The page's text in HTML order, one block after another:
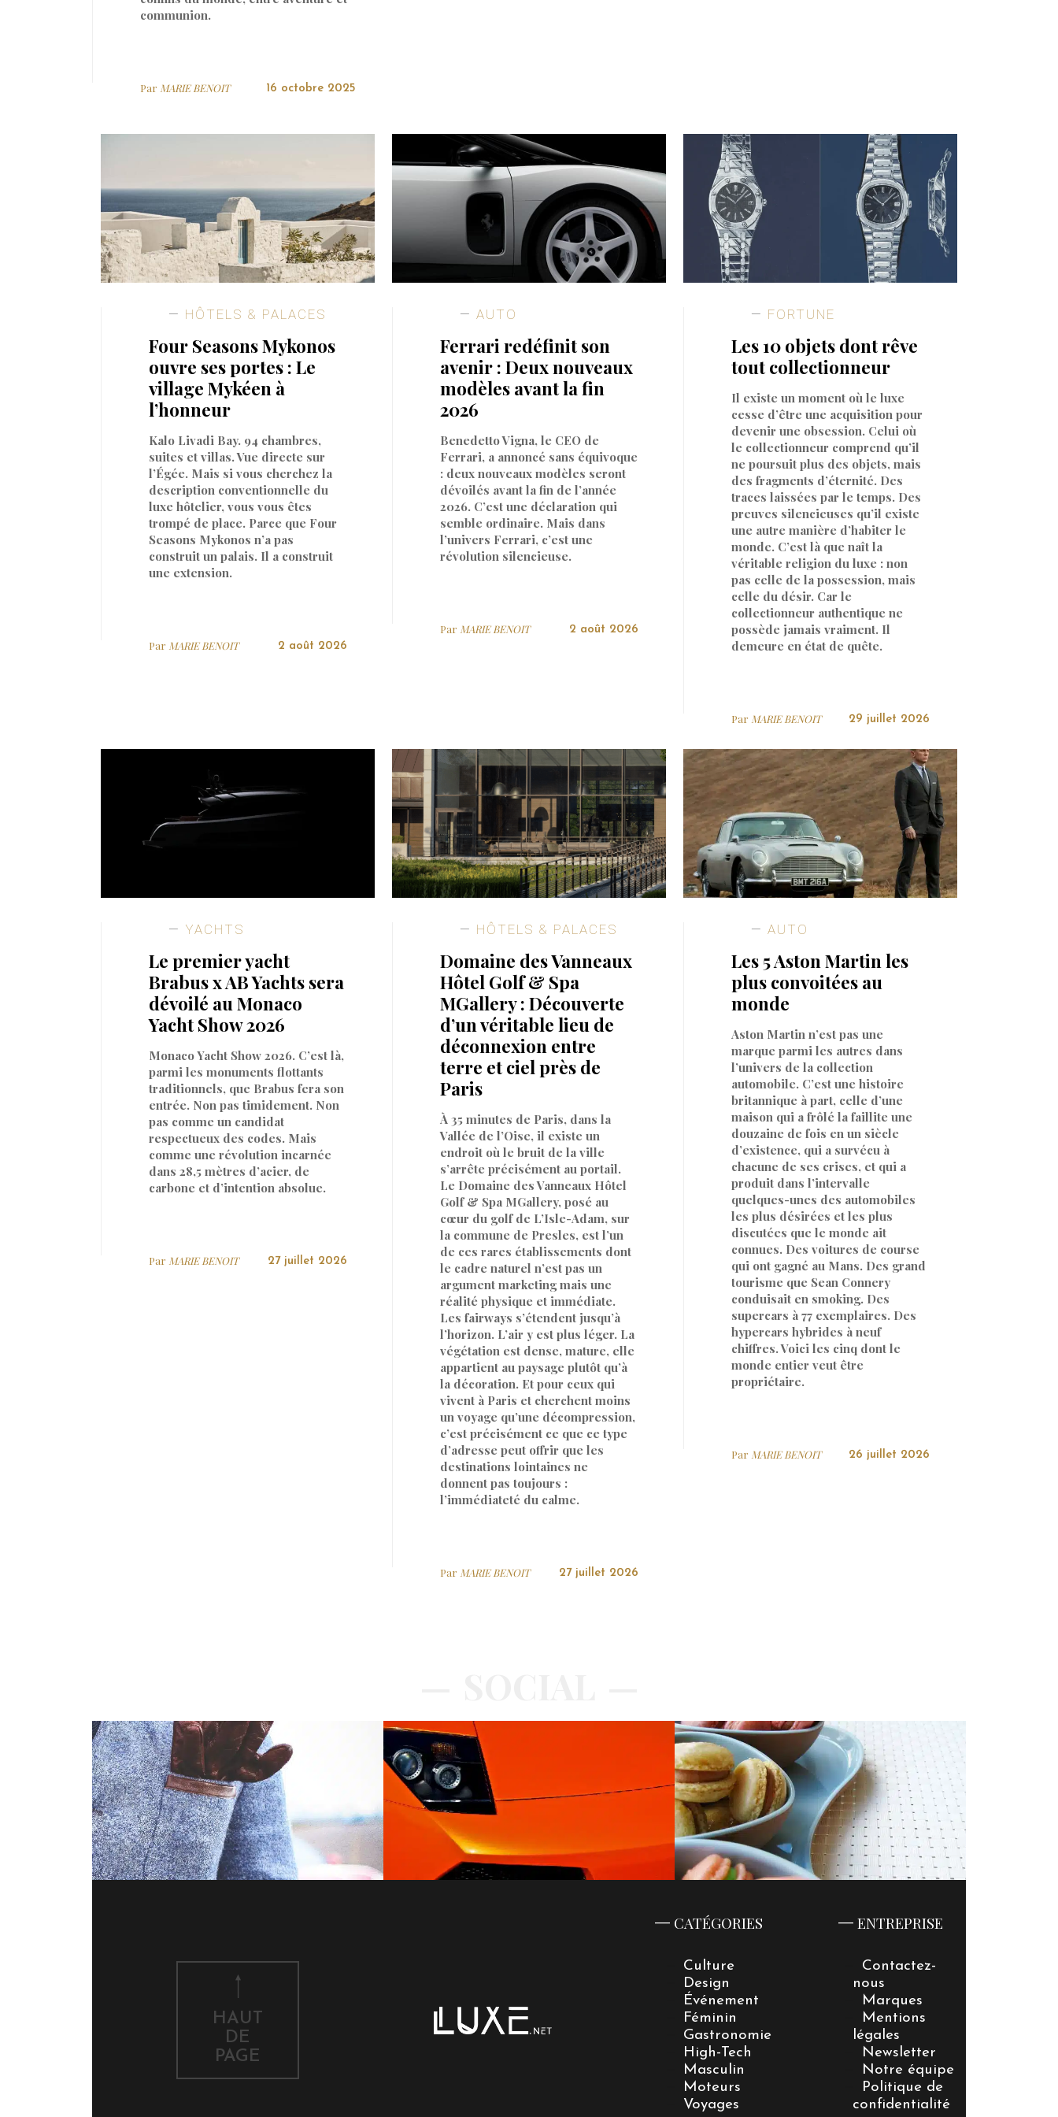
communion.
Par MARIE BENOIT 16 octobre 2025
HÔTELS & PALACES
Four Seasons Mykonos
ouvre ses portes : Le
village Mykéen à
l’honneur
Kalo Livadi Bay. 94 chambres,
suites et villas. Vue directe sur
l’Égée. Mais si vous cherchez la
description conventionnelle du
luxe hôtelier, vous vous êtes
trompé de place. Parce que Four
Seasons Mykonos n’a pas
construit un palais. Il a construit
une extension.
Par MARIE BENOIT 2 août 2026
AUTO
Ferrari redéfinit son
avenir : Deux nouveaux
modèles avant la fin
2026
Benedetto Vigna, le CEO de
Ferrari, a annoncé sans équivoque
: deux nouveaux modèles seront
dévoilés avant la fin de l’année
2026. C’est une déclaration qui
semble ordinaire. Mais dans
l’univers Ferrari, c’est une
révolution silencieuse.
Par MARIE BENOIT 2 août 2026
FORTUNE
Les 10 objets dont rêve
tout collectionneur
Il existe un moment où le luxe
cesse d’être une acquisition pour
devenir une obsession. Celui où
le collectionneur comprend qu’il
ne poursuit plus des objets, mais
des fragments d’éternité. Des
traces laissées par le temps. Des
preuves silencieuses qu’il existe
une autre manière d’habiter le
monde. C’est là que naît la
véritable religion du luxe : non
pas celle de la possession, mais
celle du désir. Car le
collectionneur authentique ne
possède jamais vraiment. Il
demeure en état de quête.
Par MARIE BENOIT 29 juillet 2026
YACHTS
Le premier yacht
Brabus x AB Yachts sera
dévoilé au Monaco
Yacht Show 2026
Monaco Yacht Show 2026. C’est là,
parmi les monuments flottants
traditionnels, que Brabus fera son
entrée. Non pas timidement. Non
pas comme un candidat
respectueux des codes. Mais
comme une révolution incarnée
dans 28,5 mètres d’acier, de
carbone et d’intention absolue.
Par MARIE BENOIT 27 juillet 2026
HÔTELS & PALACES
Domaine des Vanneaux
Hôtel Golf & Spa
MGallery : Découverte
d’un véritable lieu de
déconnexion entre
terre et ciel près de
Paris
À 35 minutes de Paris, dans la
Vallée de l’Oise, il existe un
endroit où le bruit de la ville
s’arrête précisément au portail.
Le Domaine des Vanneaux Hôtel
Golf & Spa MGallery, posé au
cœur du golf de L’Isle-Adam, sur
la commune de Presles, est l’un
de ces rares établissements dont
le cadre naturel n’est pas un
argument marketing mais une
réalité physique et immédiate.
Les fairways s’étendent jusqu’à
l’horizon. L’air y est plus léger. La
végétation est dense, mature, elle
appartient au paysage plutôt qu’à
la décoration. Et pour ceux qui
vivent à Paris et cherchent moins
un voyage qu’une décompression,
c’est précisément ce que ce type
d’adresse peut offrir que les
destinations lointaines ne
donnent pas toujours :
l’immédiateté du calme.
Par MARIE BENOIT 27 juillet 2026
AUTO
Les 5 Aston Martin les
plus convoitées au
monde
Aston Martin n’est pas une
marque parmi les autres dans
l’univers de la collection
automobile. C’est une histoire
britannique à part, celle d’une
maison qui a frôlé la faillite une
douzaine de fois en un siècle
d’existence, qui a survécu à
chacune de ses crises, et qui a
produit dans l’intervalle
quelques-unes des automobiles
les plus désirées et les plus
discutées que le monde ait
connues. Des voitures de course
qui ont gagné au Mans. Des grand
tourisme que Sean Connery
conduisait en smoking. Des
supercars à 77 exemplaires. Des
hypercars hybrides à neuf
chiffres. Voici les cinq dont le
monde entier veut être
propriétaire.
Par MARIE BENOIT 26 juillet 2026
HAUT
DE
PAGE
CATÉGORIES
Culture
Design
Événement
Féminin
Gastronomie
High-Tech
Masculin
Moteurs
Voyages
ENTREPRISE
Contactez-
nous
Marques
Mentions
légales
Newsletter
Notre équipe
Politique de
confidentialité